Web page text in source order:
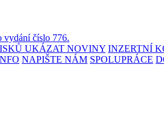
vydání číslo 776.
UKÁZAT NOVINY INZERTNÍ
NAPIŠTE NÁM SPOLUPRÁCE